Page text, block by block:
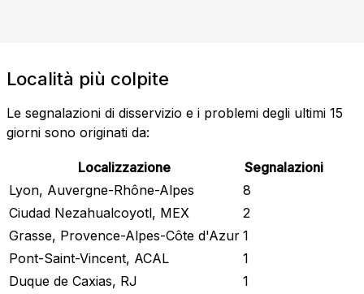
Località più colpite
Le segnalazioni di disservizio e i problemi degli ultimi 15
giorni sono originati da:
Localizzazione
Segnalazioni
Lyon, Auvergne-Rhône-Alpes
8
Ciudad Nezahualcoyotl, MEX
2
Grasse, Provence-Alpes-Côte d'Azur 1
Pont-Saint-Vincent, ACAL
1
Duque de Caxias, RJ
1